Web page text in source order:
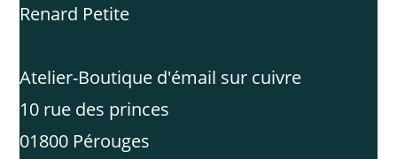
Renard Petite
Atelier-Boutique d'émail sur cuivre
10 rue des princes
01800 Pérouges